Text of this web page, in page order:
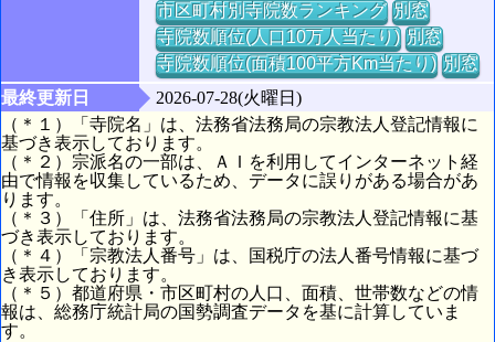
市区町村別寺院数ランキング 別窓
寺院数順位(人口10万人当たり) 別窓
寺院数順位(面積100平方Km当たり) 別窓
最終更新日
2026-07-28(火曜日)
（＊１）「寺院名」は、法務省法務局の宗教法人登記情報に
基づき表示しております。
（＊２）宗派名の一部は、ＡＩを利用してインターネット経
由で情報を収集しているため、データに誤りがある場合があ
ります。
（＊３）「住所」は、法務省法務局の宗教法人登記情報に基
づき表示しております。
（＊４）「宗教法人番号」は、国税庁の法人番号情報に基づ
き表示しております。
（＊５）都道府県・市区町村の人口、面積、世帯数などの情
報は、総務庁統計局の国勢調査データを基に計算していま
す。